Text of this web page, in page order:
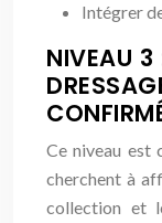
Intégrer
NIVEAU 3
Ce niveau est
cherchent à
collection et